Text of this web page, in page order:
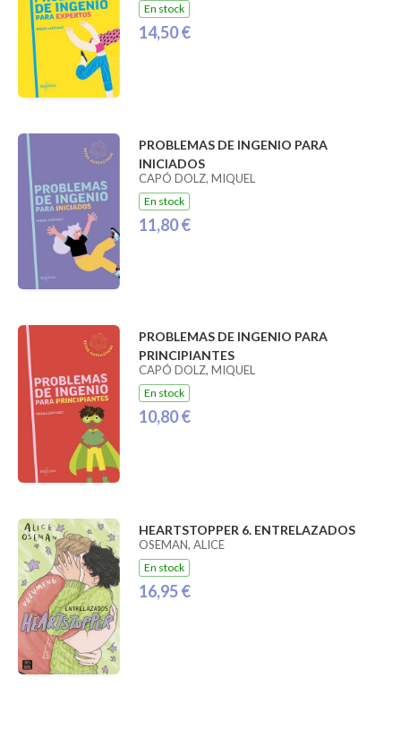
En stock
14,50 €
PROBLEMAS DE INGENIO PARA
INICIADOS
CAPÓ DOLZ, MIQUEL
En stock
11,80 €
PROBLEMAS DE INGENIO PARA
PRINCIPIANTES
CAPÓ DOLZ, MIQUEL
En stock
10,80 €
HEARTSTOPPER 6. ENTRELAZADOS
OSEMAN, ALICE
En stock
16,95 €